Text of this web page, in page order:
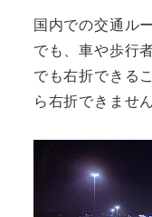
国内での交通ル
でも、車や歩行
でも右折できる
ら右折できません